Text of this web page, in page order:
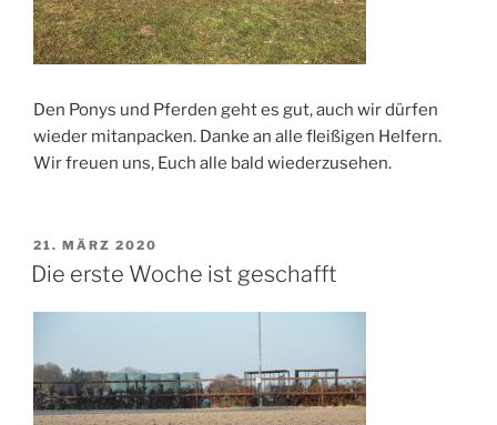
Den Ponys und Pferden geht es gut, auch wir dürfen
wieder mitanpacken. Danke an alle fleißigen Helfern.
Wir freuen uns, Euch alle bald wiederzusehen.
VERÖFFENTLICHT
AM
21. MÄRZ 2020
Die erste Woche ist geschafft